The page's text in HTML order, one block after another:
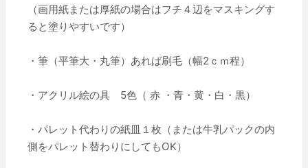
（画用紙または厚紙の場合はフチ４辺をマスキングす
ると塗りやすいです）
・筆（平筆大・丸筆）あれば刷毛（幅2ｃｍ程）
・アクリル絵の具 5色（ 赤 ・青・黄・白・黒）
・パレット代わりの紙皿１枚（または牛乳パックの内
側をパレット替わりにしてもOK）